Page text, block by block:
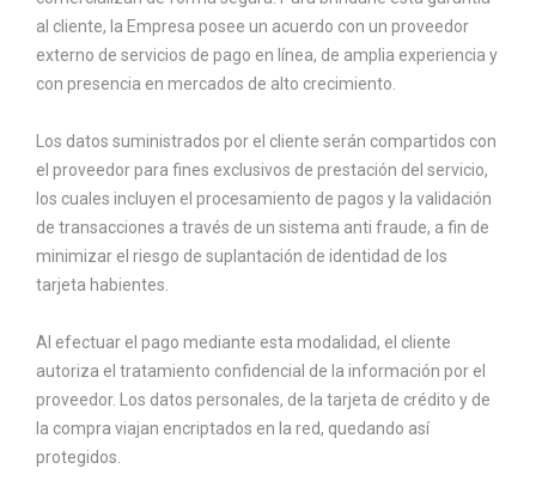
al cliente, la Empresa posee un acuerdo con un proveedor
externo de servicios de pago en línea, de amplia experiencia y
con presencia en mercados de alto crecimiento.
Los datos suministrados por el cliente serán compartidos con
el proveedor para fines exclusivos de prestación del servicio,
los cuales incluyen el procesamiento de pagos y la validación
de transacciones a través de un sistema anti fraude, a fin de
minimizar el riesgo de suplantación de identidad de los
tarjeta habientes.
Al efectuar el pago mediante esta modalidad, el cliente
autoriza el tratamiento confidencial de la información por el
proveedor. Los datos personales, de la tarjeta de crédito y de
la compra viajan encriptados en la red, quedando así
protegidos.